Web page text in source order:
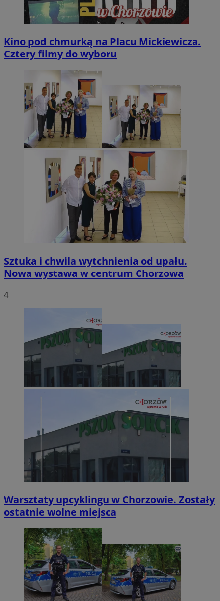
Kino pod chmurką na Placu Mickiewicza.
Cztery filmy do wyboru
Sztuka i chwila wytchnienia od upału.
Nowa wystawa w centrum Chorzowa
4
Warsztaty upcyklingu w Chorzowie. Zostały
ostatnie wolne miejsca